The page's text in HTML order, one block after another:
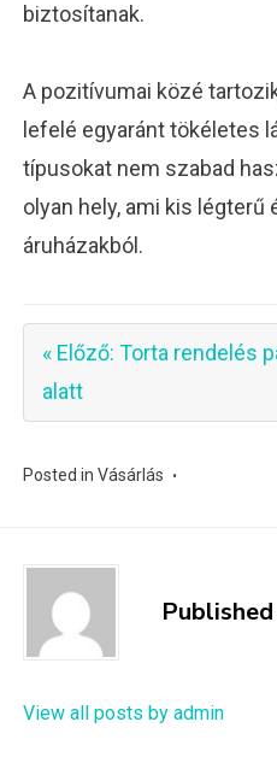
biztosítanak.
A pozitívumai közé
lefelé egyaránt tökéletes
típusokat nem szabad
olyan hely, ami kis
áruházakból.
« Előző: Torta rendelés
alatt
Posted inVásárlás
View all posts by admin